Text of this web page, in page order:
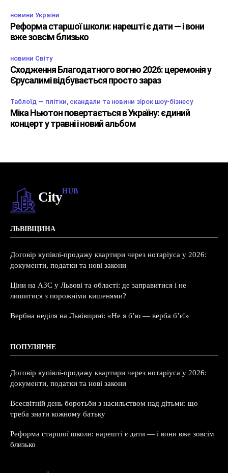
новини України
Реформа старшої школи: нарешті є дати — і вони
вже зовсім близько
новини Світу
Сходження Благодатного вогню 2026: церемонія у
Єрусалимі відбувається просто зараз
Таблоїд — плітки, скандали та новини зірок шоу-бізнесу
Міка Ньютон повертається в Україну: єдиний
концерт у травні і новий альбом
CityHUB
ЛЬВІВЩИНА
Договір купівлі-продажу квартири через нотаріуса у 2026:
документи, податки та нові закони
Ціни на АЗС у Львові та області: де заправитися і не
лишитися з порожніми кишенями?
Вербна неділя на Львівщині: «Не я б’ю — верба б’є!»
ПОПУЛЯРНЕ
Договір купівлі-продажу квартири через нотаріуса у 2026:
документи, податки та нові закони
Всесвітній день боротьби з насильством над дітьми: що
треба знати кожному батьку
Реформа старшої школи: нарешті є дати — і вони вже зовсім
близько